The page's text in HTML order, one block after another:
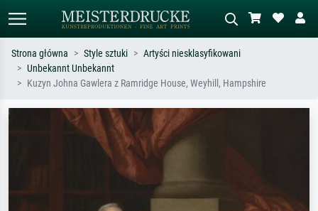
Wyszukiwanie standardowe Wyszukiwanie obrazów AI
Monet, Gwiaździsta noc,
impresjonizm, fala Hokusaia, akt.
abstrakcja z czerwienią, ciemny olej,
Strona główna Style sztuki
Artyści niesklasyfikowani
Unbekannt Unbekannt
Kuzyn Johna Gawlera z Ramridge House, Weyhill, Hampshire